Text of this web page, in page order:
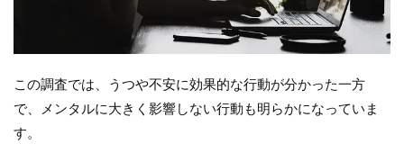
この調査では、うつや不安に効果的な行動が分かった一方
で、メンタルに大きく影響しない行動も明らかになっていま
す。